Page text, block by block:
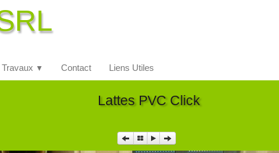
▼ Contact Liens Utiles
Lattes PVC Click